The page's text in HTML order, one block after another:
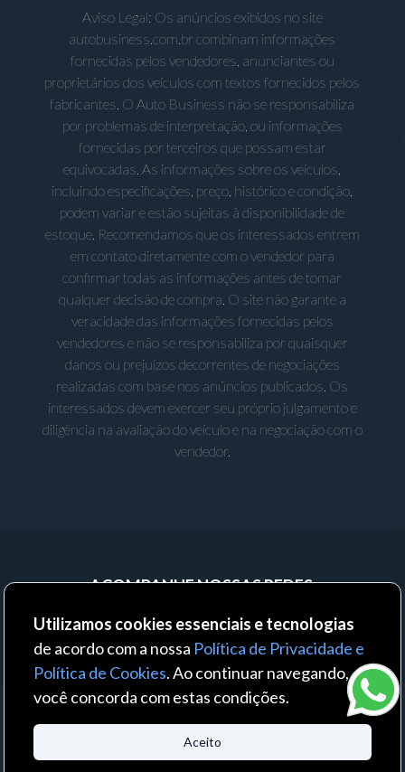
Aviso Legal: Os anúncios exibidos no site
autobusiness.com.br combinam informações
fornecidas pelos vendedores, anunciantes ou
proprietários dos veículos com textos fornecidos pelos
fabricantes. O Auto Business não se responsabiliza
por problemas de interpretação, ou informações
fornecidas por terceiros que possam estar
equivocadas. As informações sobre os veículos,
incluindo especificações, preço, histórico e condição,
podem variar e estão sujeitas à disponibilidade de
estoque. Recomendamos que os interessados entrem
em contato diretamente com o vendedor para
confirmar todas as informações antes de tomar
qualquer decisão de compra. O site não garante a
veracidade das informações fornecidas pelos
vendedores e não se responsabiliza por quaisquer
danos ou prejuízos decorrentes de negociações
realizadas com base nos anúncios publicados. Os
interessados devem exercer seu próprio julgamento e
diligência na avaliação do veículo e na negociação com o
vendedor.
ACOMPANHE NOSSAS REDES:
Utilizamos cookies essenciais e tecnologias
de acordo com a nossa Política de Privacidade e
Política de Cookies. Ao continuar navegando,
você concorda com estas condições.
Aceito